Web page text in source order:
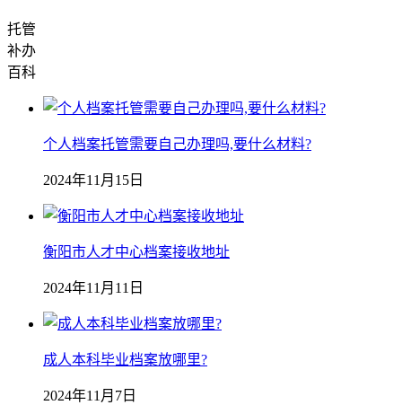
托管
补办
百科
个人档案托管需要自己办理吗,要什么材料?
2024年11月15日
衡阳市人才中心档案接收地址
2024年11月11日
成人本科毕业档案放哪里?
2024年11月7日